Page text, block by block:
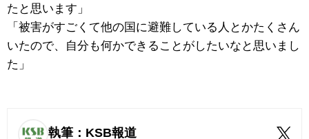
たと思います」
「被害がすごくて他の国に避難している人とかたくさん
いたので、自分も何かできることがしたいなと思いまし
た」
執筆：KSB報道